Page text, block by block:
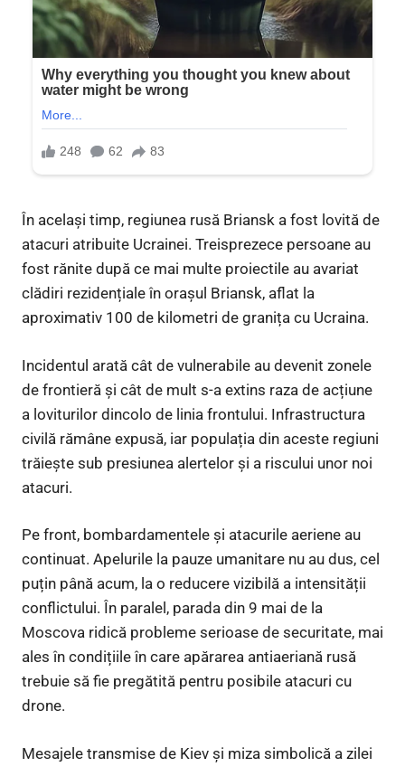
În același timp, regiunea rusă Briansk a fost lovită de
atacuri atribuite Ucrainei. Treisprezece persoane au
fost rănite după ce mai multe proiectile au avariat
clădiri rezidențiale în orașul Briansk, aflat la
aproximativ 100 de kilometri de granița cu Ucraina.
Incidentul arată cât de vulnerabile au devenit zonele
de frontieră și cât de mult s-a extins raza de acțiune
a loviturilor dincolo de linia frontului. Infrastructura
civilă rămâne expusă, iar populația din aceste regiuni
trăiește sub presiunea alertelor și a riscului unor noi
atacuri.
Pe front, bombardamentele și atacurile aeriene au
continuat. Apelurile la pauze umanitare nu au dus, cel
puțin până acum, la o reducere vizibilă a intensității
conflictului. În paralel, parada din 9 mai de la
Moscova ridică probleme serioase de securitate, mai
ales în condițiile în care apărarea antiaeriană rusă
trebuie să fie pregătită pentru posibile atacuri cu
drone.
Mesajele transmise de Kiev și miza simbolică a zilei